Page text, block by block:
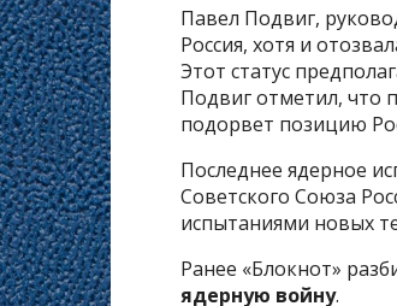
Павел Подвиг,
Россия, хотя и
Этот статус
Подвиг отметил, что
подорвет позицию
Последнее ядерное
Советского Союза
испытаниями новых
Ранее «Блокнот»
ядерную войну.